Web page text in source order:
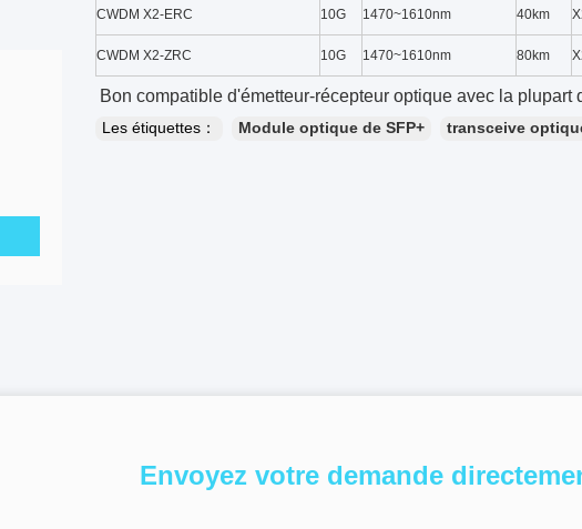
CWDM X2-ERC 10G 1470~1610nm 40km
CWDM X2-ZRC 10G 1470~1610nm 80km
Bon compatible d'émetteur-récepteur optique avec la plupart
Les étiquettes： Module optique de SFP+ transceive
Envoyez votre demande